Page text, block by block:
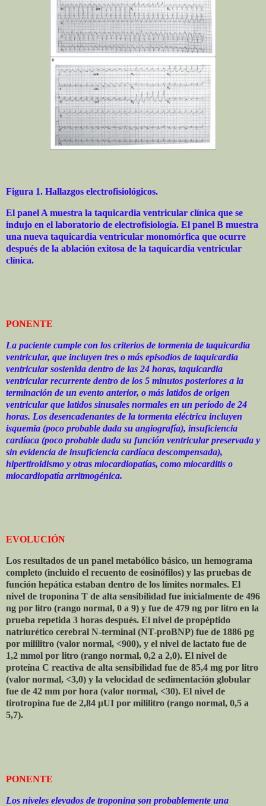
Figura 1. Hallazgos electrofisiológicos.
El panel A muestra la taquicardia ventricular clínica que se
indujo en el laboratorio de electrofisiología. El panel B muestra
una nueva taquicardia ventricular monomórfica que ocurre
después de la ablación exitosa de la taquicardia ventricular
clínica.
PONENTE
La paciente cumple con los criterios de tormenta de taquicardia
ventricular, que incluyen tres o más episodios de taquicardia
ventricular sostenida dentro de las 24 horas, taquicardia
ventricular recurrente dentro de los 5 minutos posteriores a la
terminación de un evento anterior, o más latidos de origen
ventricular que latidos sinusales normales en un período de 24
horas. Los desencadenantes de la tormenta eléctrica incluyen
isquemia (poco probable dada su angiografía), insuficiencia
cardíaca (poco probable dada su función ventricular preservada y
sin evidencia de insuficiencia cardíaca descompensada),
hipertiroidismo y otras miocardiopatías, como miocarditis o
miocardiopatía arritmogénica.
EVOLUCIÓN
Los resultados de un panel metabólico básico, un hemograma
completo (incluido el recuento de eosinófilos) y las pruebas de
función hepática estaban dentro de los límites normales. El
nivel de troponina T de alta sensibilidad fue inicialmente de 496
ng por litro (rango normal, 0 a 9) y fue de 479 ng por litro en la
prueba repetida 3 horas después. El nivel de propéptido
natriurético cerebral N-terminal (NT-proBNP) fue de 1886 pg
por mililitro (valor normal, <900), y el nivel de lactato fue de
1,2 mmol por litro (rango normal, 0,2 a 2,0). El nivel de
proteína C reactiva de alta sensibilidad fue de 85,4 mg por litro
(valor normal, <3,0) y la velocidad de sedimentación globular
fue de 42 mm por hora (valor normal, <30). El nivel de
tirotropina fue de 2,84 μUI por mililitro (rango normal, 0,5 a
5,7).
PONENTE
Los niveles elevados de troponina son probablemente una